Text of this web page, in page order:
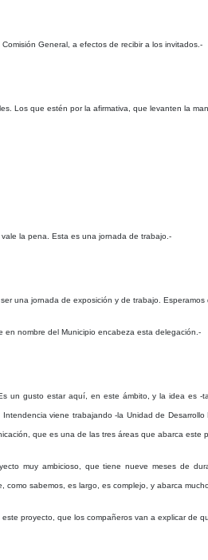
General, a efectos de recibir a los invitados.-
Los que estén por la afirmativa, que levanten la
la pena. Esta es una jornada de trabajo.-
una jornada de exposición y de trabajo.
en nombre del Municipio encabeza esta delegación.-
un gusto estar aquí, en este ámbito, y la idea es
viene trabajando -la Unidad de
que es una de las tres áreas que abarca este
muy ambicioso, que tiene nueve meses de
sabemos, es largo, es complejo, y abarca
proyecto, que los compañeros van a explicar